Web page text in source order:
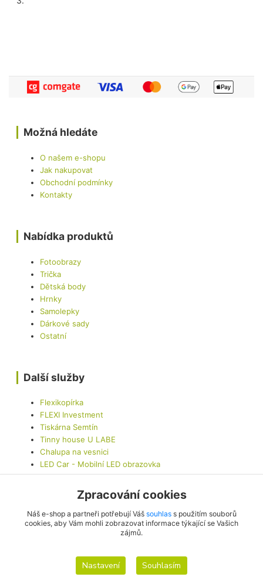
Možná hledáte
O našem e-shopu
Jak nakupovat
Obchodní podmínky
Kontakty
Nabídka produktů
Fotoobrazy
Trička
Dětská body
Hrnky
Samolepky
Dárkové sady
Ostatní
Další služby
Flexikopírka
FLEXI Investment
Tiskárna Semtín
Tinny house U LABE
Chalupa na vesnici
LED Car - Mobilní LED obrazovka
Zpracování cookies
Náš e-shop a partneři potřebují Váš souhlass použitím souborů
cookies, aby Vám mohli zobrazovat informace týkající se Vašich
zájmů.
Nastavení Souhlasím